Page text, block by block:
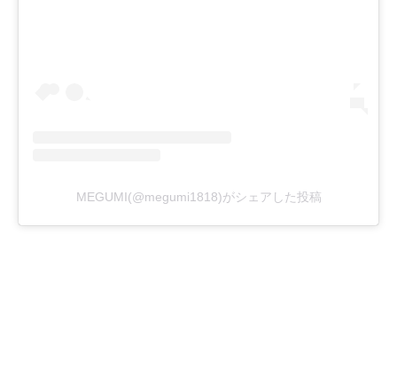
MEGUMI(@megumi1818)がシェアした投稿